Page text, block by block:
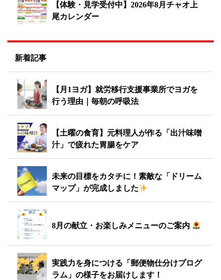
【体験・見学受付中】2026年8月チャオ上
尾カレンダー
新着記事
【月1ヨガ】就労移行支援事業所でヨガを
行う理由｜毎朝の呼吸法
【土曜の食育】元料理人が作る「出汁味噌
汁」で疲れた胃腸をケア
未来の目標をカタチに！素敵な「ドリーム
マップ」が完成しました
8月の献立・お楽しみメニューのご案内
実践力を身につける「郵便物仕分けプログ
ラム」の様子をお届けします！